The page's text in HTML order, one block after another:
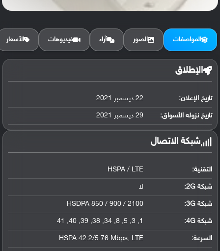
الرام / التخزين:
البطارية:
غير معروفة ، يدعم الشحن اللاسلكي بقوة 1...
المواصفات الصور آراء فيديوهات الأسعار
الإطلاق
تاريخ الإعلان: 22 ديسمبر 2021
تاريخ نزوله الأسواق: 29 ديسمبر 2021
شبكة الاتصال
التقنية: HSPA / LTE
شبكة 2G: لا
شبكة 3G :
HSDPA 850 / 900 / 2100
شبكة 4G :
1, 3, 5, 8, 34, 38, 39, 40, 41
السرعة: HSPA 42.2/5.76 Mbps, LTE